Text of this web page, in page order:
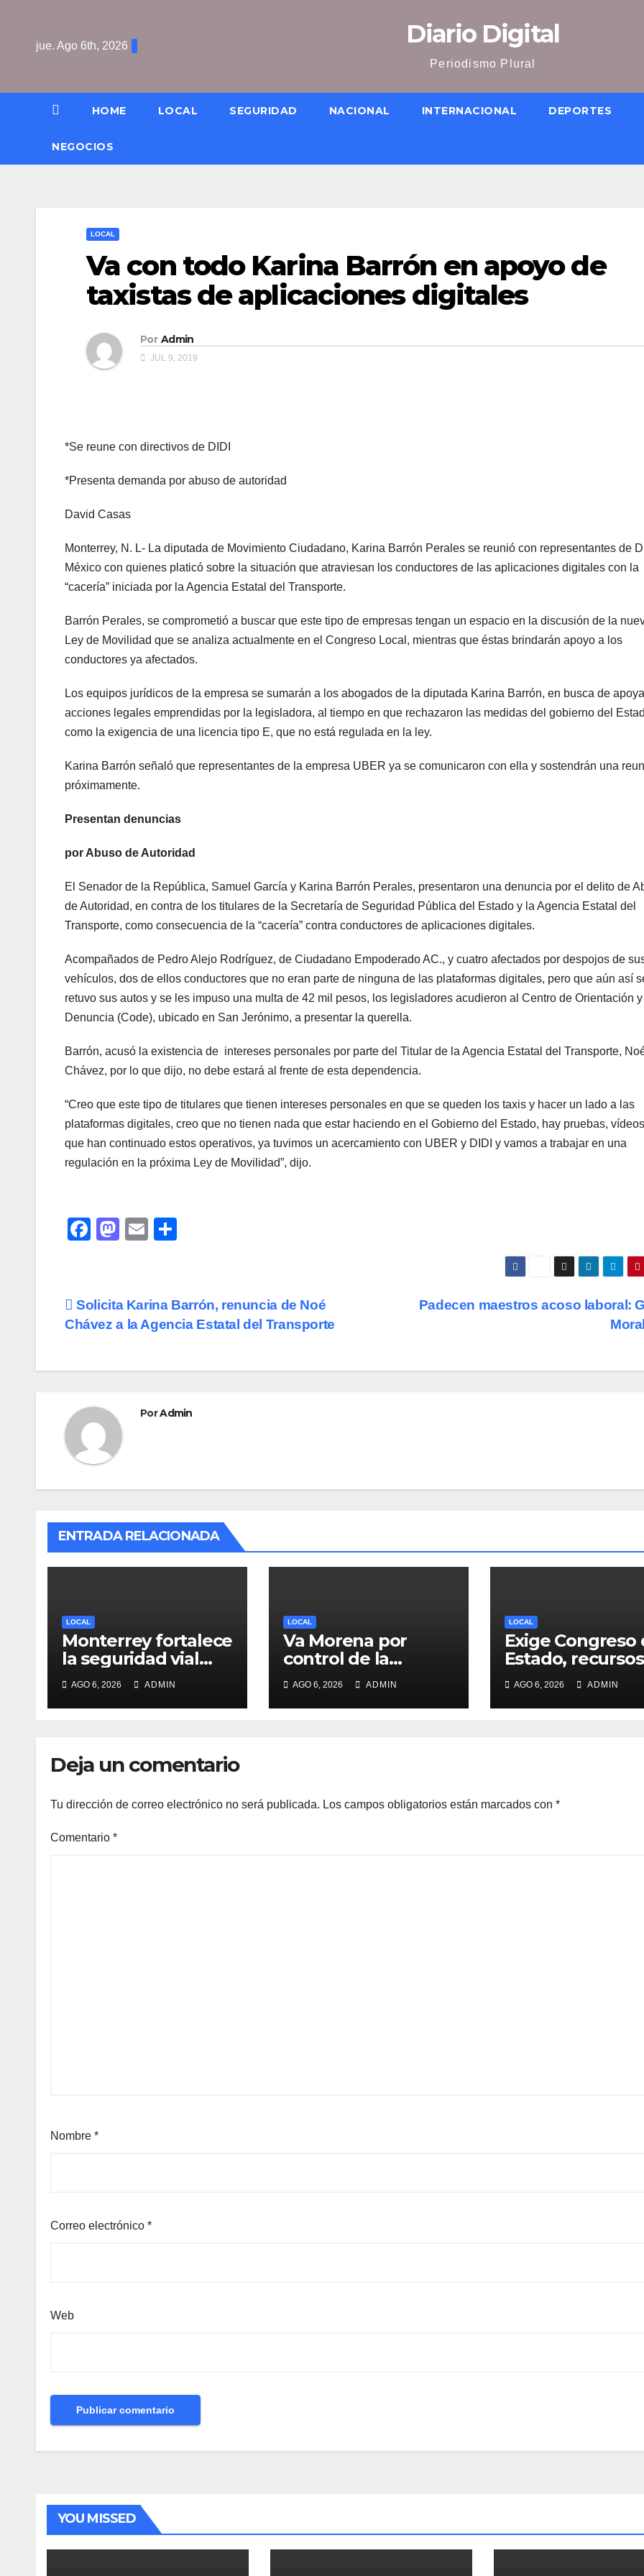
contenido
jue. Ago 6th, 2026 Diario Digital
Periodismo Plural
HOME LOCAL SEGURIDAD NACIONAL INTERNACIONAL DEPORTES
NEGOCIOS
LOCAL
Va con todo Karina Barrón en apoyo de
taxistas de aplicaciones digitales
Por Admin
JUL 9, 2019
*Se reune con directivos de DIDI
*Presenta demanda por abuso de autoridad
David Casas
Monterrey, N. L- La diputada de Movimiento Ciudadano, Karina Barrón Perales se reunió con representantes de
México con quienes platicó sobre la situación que atraviesan los conductores de las aplicaciones digitales con la
“cacería” iniciada por la Agencia Estatal del Transporte.
Barrón Perales, se comprometió a buscar que este tipo de empresas tengan un espacio en la discusión de la
Ley de Movilidad que se analiza actualmente en el Congreso Local, mientras que éstas brindarán apoyo a los
conductores ya afectados.
Los equipos jurídicos de la empresa se sumarán a los abogados de la diputada Karina Barrón, en busca de
acciones legales emprendidas por la legisladora, al tiempo en que rechazaron las medidas del gobierno del
como la exigencia de una licencia tipo E, que no está regulada en la ley.
Karina Barrón señaló que representantes de la empresa UBER ya se comunicaron con ella y sostendrán una
próximamente.
Presentan denuncias
por Abuso de Autoridad
El Senador de la República, Samuel García y Karina Barrón Perales, presentaron una denuncia por el delito de
de Autoridad, en contra de los titulares de la Secretaría de Seguridad Pública del Estado y la Agencia Estatal del
Transporte, como consecuencia de la “cacería” contra conductores de aplicaciones digitales.
Acompañados de Pedro Alejo Rodríguez, de Ciudadano Empoderado AC., y cuatro afectados por despojos de
vehículos, dos de ellos conductores que no eran parte de ninguna de las plataformas digitales, pero que aún así
retuvo sus autos y se les impuso una multa de 42 mil pesos, los legisladores acudieron al Centro de Orientación y
Denuncia (Code), ubicado en San Jerónimo, a presentar la querella.
Barrón, acusó la existencia de intereses personales por parte del Titular de la Agencia Estatal del Transporte,
Chávez, por lo que dijo, no debe estará al frente de esta dependencia.
“Creo que este tipo de titulares que tienen intereses personales en que se queden los taxis y hacer un lado a las
plataformas digitales, creo que no tienen nada que estar haciendo en el Gobierno del Estado, hay pruebas,
que han continuado estos operativos, ya tuvimos un acercamiento con UBER y DIDI y vamos a trabajar en una
regulación en la próxima Ley de Movilidad”, dijo.
F
e
b
o
M
o
d
n
E
p
ar
Navegación
entradas
Padecen maestros acoso laboral:
Solicita Karina Barrón, renuncia de Noé
Chávez a la Agencia Estatal del Transporte
PorAdmin
ENTRADA RELACIONADA
LOCAL
Monterrey fortalece
la seguridad vial
con trabajos de
delimitación de
carriles en Paseo de
AGO 6, 2026 ADMIN
LOCAL
Va Morena por
control de la
conversación
pública con nueva
Ley mordaza: José
AGO 6, 2026 ADMIN
LOCAL
Exige Congreso
Estado,
organizaciones
la sociedad civil
AGO 6, 2026 ADMIN
Deja un comentario
Tu dirección de correo electrónico no será publicada. Los campos obligatorios están marcados con *
Comentario *
Nombre *
Correo electrónico *
Web
YOU MISSED